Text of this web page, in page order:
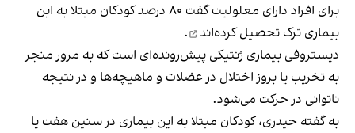
برای افراد دارای معلولیت گفت ۸۰ درصد کودکان مبتلا به این
بیماری ترک تحصیل کرده‌اند
.
دیستروفی بیماری ژنتیکی پیش‌رونده‌ای است که به مرور منجر
به تخریب یا بروز اختلال در عضلات و ماهیچه‌ها و در نتیجه
ناتوانی در حرکت می‌شود.
به گفته حیدری،‌ کودکان مبتلا به این بیماری در سنین هفت یا